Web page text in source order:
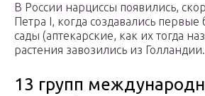
В России нарциссы появились,
Петра I, ког­да создавались первые
сады (аптекарские, как их тогда
растения заво­зились из Голландии.
13 групп